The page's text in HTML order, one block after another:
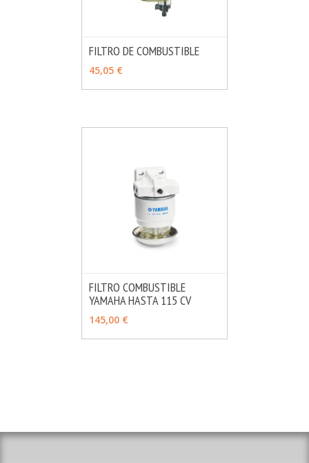
FILTRO DE COMBUSTIBLE
45,05 €
AÑADIR MÁS INFO
FILTRO COMBUSTIBLE
YAMAHA HASTA 115 CV
145,00 €